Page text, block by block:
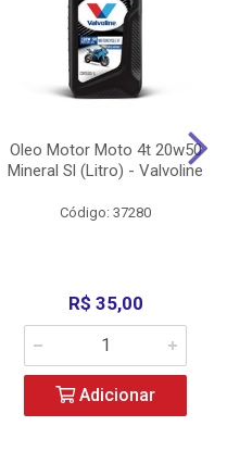
Oleo Motor Moto 4t 20w50
Mineral Sl (Litro) - Valvoline
Código: 37280
R$ 35,00
Adicionar